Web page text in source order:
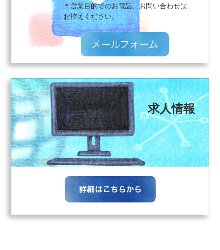
＊営業目的でのお電話、お問い合わせは
​​​​​​​お控えください。
求人情報